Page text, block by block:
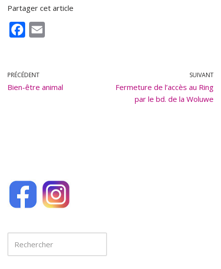
Partager cet article
F
ac
b
o
PRÉCÉDENT
Bien-être animal
SUIVANT
Fermeture de l’accès au Ring
par le bd. de la Woluwe